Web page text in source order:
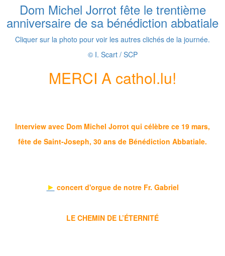
Dom Michel Jorrot fête le trentième
anniversaire de sa bénédiction abbatiale
Cliquer sur la photo pour voir les autres clichés de la journée.
© I. Scart / SCP
MERCI A cathol.lu!
Interview avec Dom Michel Jorrot qui célèbre ce 19 mars,
fête de Saint-Joseph, 30 ans de Bénédiction Abbatiale.
► concert d'orgue de notre Fr. Gabriel
LE CHEMIN DE L’ÉTERNITÉ